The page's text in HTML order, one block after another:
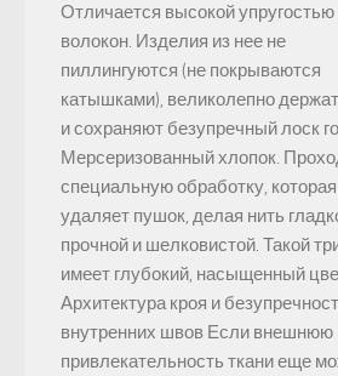
Отличается высокой упругостью
волокон. Изделия из нее не
пиллингуются (не покрываются
катышками), великолепно
и сохраняют безупречный лоск
Мерсеризованный хлопок.
специальную обработку, которая
удаляет пушок, делая нить
прочной и шелковистой. Такой
имеет глубокий, насыщенный
Архитектура кроя и
внутренних швов Если внешнюю
привлекательность ткани еще